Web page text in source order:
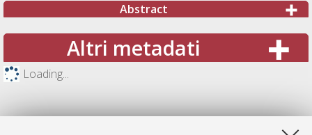
Abstract
Altri metadati
Loading...